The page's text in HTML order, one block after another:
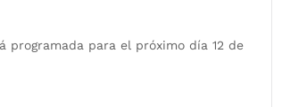
programada para el próximo día 12 de